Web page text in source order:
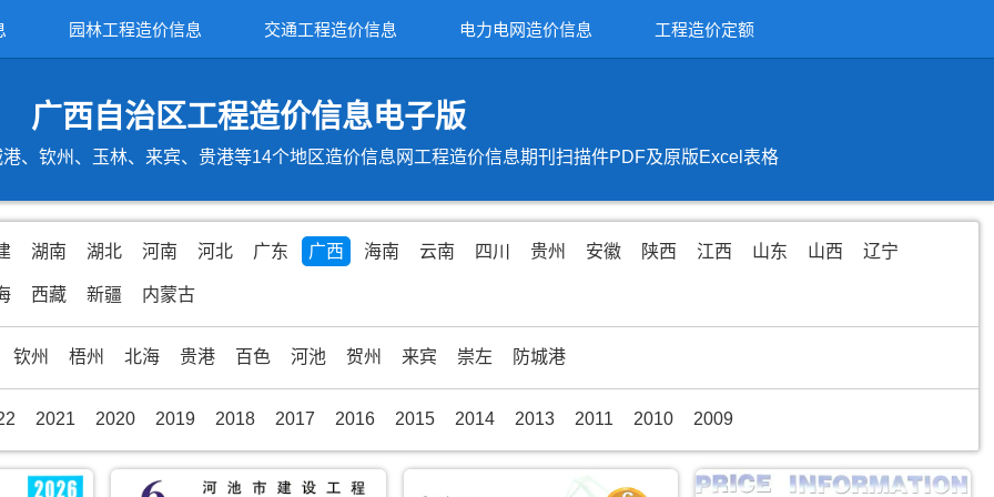
园林工程造价信息 交通工程造价信息 电力电网造价信息 工程造价定额
广西自治区工程造价信息电子版
、钦州、玉林、来宾、贵港等14个地区造价信息网工程造价信息期刊扫描件PDF及原版Excel表格
湖南 湖北 河南 河北 广东 广西 海南 云南 四川 贵州 安徽 陕西 江西 山东 山西 辽宁
西藏 新疆 内蒙古
钦州 梧州 北海 贵港 百色 河池 贺州 来宾 崇左 防城港
2021 2020 2019 2018 2017 2016 2015 2014 2013 2011 2010 2009